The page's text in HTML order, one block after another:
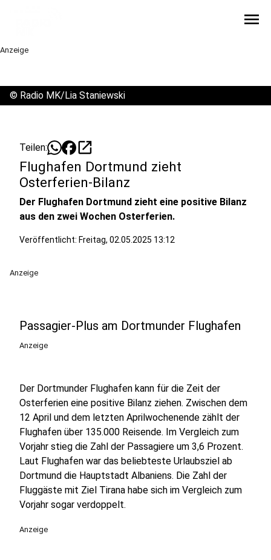
menu
Anzeige
© Radio MK/Lia Staniewski
Teilen: open_in_new
Flughafen Dortmund zieht
Osterferien-Bilanz
Der Flughafen Dortmund zieht eine positive Bilanz
aus den zwei Wochen Osterferien.
Veröffentlicht: Freitag, 02.05.2025 13:12
Anzeige
Passagier-Plus am Dortmunder Flughafen
Anzeige
Der Dortmunder Flughafen kann für die Zeit der
Osterferien eine positive Bilanz ziehen. Zwischen dem
12 April und dem letzten Aprilwochenende zählt der
Flughafen über 135.000 Reisende. Im Vergleich zum
Vorjahr stieg die Zahl der Passagiere um 3,6 Prozent.
Laut Flughafen war das beliebteste Urlaubsziel ab
Dortmund die Hauptstadt Albaniens. Die Zahl der
Fluggäste mit Ziel Tirana habe sich im Vergleich zum
Vorjahr sogar verdoppelt.
Anzeige